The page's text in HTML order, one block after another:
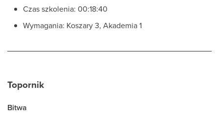
Czas szkolenia: 00:18:40
Wymagania: Koszary 3, Akademia 1
Topornik
Bitwa